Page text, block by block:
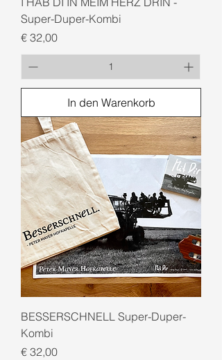
Super-Duper-Kombi
Preis
€ 32,00
In den Warenkorb
BESSERSCHNELL Super-Duper-
Kombi
Preis
€ 32,00